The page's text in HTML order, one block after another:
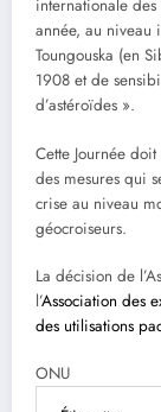
internationale
année, au niveau
Toungouska (en
1908 et de
d’astéroïdes ».
Cette Journée
des mesures qui
crise au niveau
géocroiseurs.
La décision de
l’Association des
des utilisations
ONU